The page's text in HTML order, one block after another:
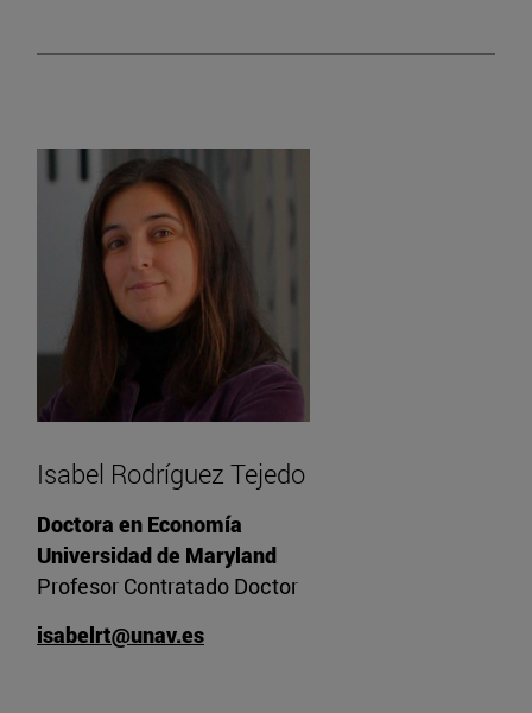
Isabel Rodríguez Tejedo
Doctora en Economía
Universidad de Maryland
Profesor Contratado Doctor
isabelrt@unav.es